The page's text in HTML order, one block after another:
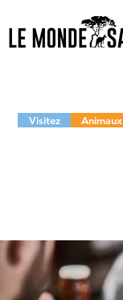
Visitez Animaux